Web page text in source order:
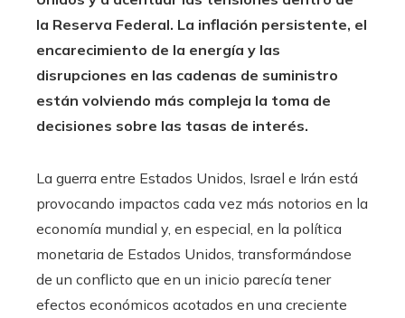
la Reserva Federal. La inflación persistente, el
encarecimiento de la energía y las
disrupciones en las cadenas de suministro
están volviendo más compleja la toma de
decisiones sobre las tasas de interés.
La guerra entre Estados Unidos, Israel e Irán está
provocando impactos cada vez más notorios en la
economía mundial y, en especial, en la política
monetaria de Estados Unidos, transformándose
de un conflicto que en un inicio parecía tener
efectos económicos acotados en una creciente